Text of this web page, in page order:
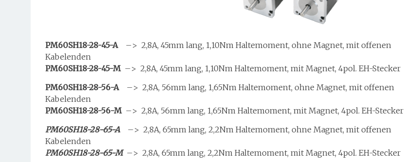
PM60SH18-28-45-A–> 2,8A, 45mm lang, 1,10Nm Haltemoment, ohne Magnet, mit offenen
Kabelenden
PM60SH18-28-45-M–> 2,8A, 45mm lang, 1,10Nm Haltemoment, mit Magnet, 4pol. EH-Stecker
PM60SH18-28-56-A–> 2,8A, 56mm lang, 1,65Nm Haltemoment, ohne Magnet, mit offenen
Kabelenden
PM60SH18-28-56-M –> 2,8A, 56mm lang, 1,65Nm Haltemoment, mit Magnet, 4pol. EH-Stecker
PM60SH18-28-65-A–> 2,8A, 65mm lang, 2,2Nm Haltemoment, ohne Magnet, mit offenen
Kabelenden
PM60SH18-28-65-M–> 2,8A, 65mm lang, 2,2Nm Haltemoment, mit Magnet, 4pol. EH-Stecker